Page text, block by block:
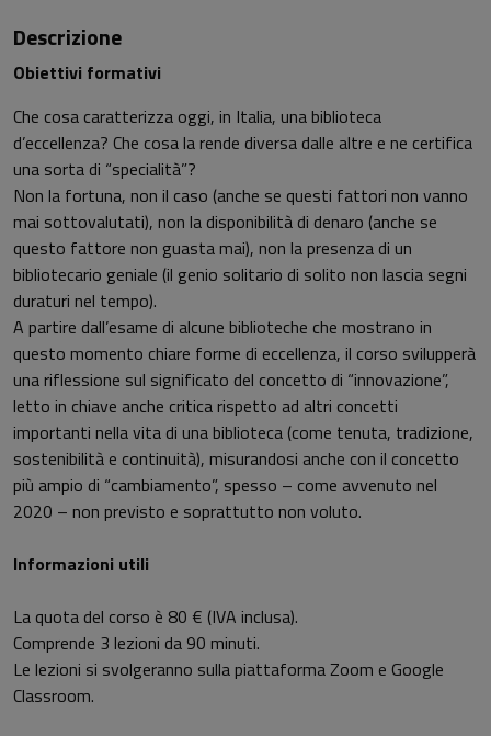
Descrizione
Obiettivi formativi
Che cosa caratterizza oggi, in Italia, una biblioteca
d’eccellenza? Che cosa la rende diversa dalle altre e ne certifica
una sorta di “specialità”?
Non la fortuna, non il caso (anche se questi fattori non vanno
mai sottovalutati), non la disponibilità di denaro (anche se
questo fattore non guasta mai), non la presenza di un
bibliotecario geniale (il genio solitario di solito non lascia segni
duraturi nel tempo).
A partire dall’esame di alcune biblioteche che mostrano in
questo momento chiare forme di eccellenza, il corso svilupperà
una riflessione sul significato del concetto di “innovazione”,
letto in chiave anche critica rispetto ad altri concetti
importanti nella vita di una biblioteca (come tenuta, tradizione,
sostenibilità e continuità), misurandosi anche con il concetto
più ampio di “cambiamento”, spesso – come avvenuto nel
2020 – non previsto e soprattutto non voluto.
Informazioni utili
La quota del corso è 80 € (IVA inclusa).
Comprende 3 lezioni da 90 minuti.
Le lezioni si svolgeranno sulla piattaforma Zoom e Google
Classroom.